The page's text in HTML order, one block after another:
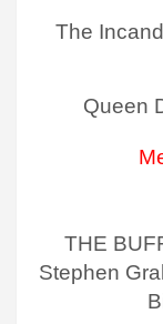
The
Queen
THE
Stephen